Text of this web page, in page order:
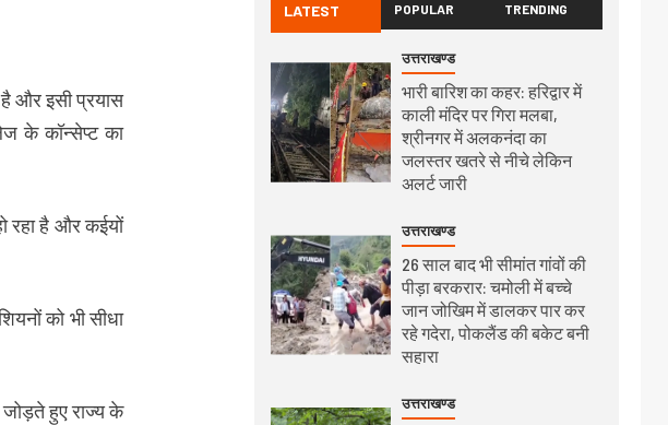
और इसी प्रयास
के कॉन्सेप्ट का
रहा है और कईयों
को भी सीधा
जोड़ते हुए राज्य के
LATEST POPULAR TRENDING
उत्तराखण्ड
भारी बारिश का कहर: हरिद्वार में
काली मंदिर पर गिरा मलबा,
श्रीनगर में अलकनंदा का
जलस्तर खतरे से नीचे लेकिन
अलर्ट जारी
उत्तराखण्ड
26 साल बाद भी सीमांत गांवों की
पीड़ा बरकरार: चमोली में बच्चे
जान जोखिम में डालकर पार कर
रहे गदेरा, पोकलैंड की बकेट बनी
सहारा
उत्तराखण्ड